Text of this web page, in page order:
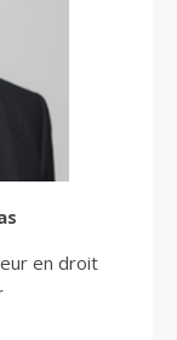
en droit